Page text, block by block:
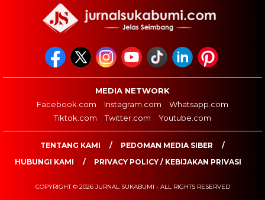
MEDIA NETWORK
Facebook.com
Instagram.com
Whatsapp.com
Tiktok.com
Twitter.com Youtube.com
TENTANG KAMI
PEDOMAN MEDIA SIBER
HUBUNGI KAMI
PRIVACY POLICY / KEBIJAKAN PRIVASI
COPYRIGHT © 2026 JURNAL SUKABUMI - ALL RIGHTS RESERVED